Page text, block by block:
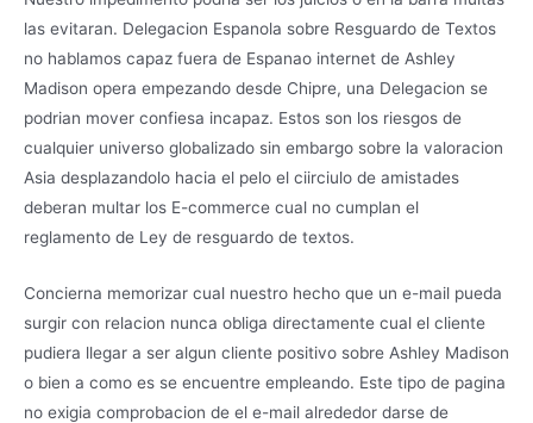
las evitaran. Delegacion Espanola sobre Resguardo de Textos
no hablamos capaz fuera de Espanao internet de Ashley
Madison opera empezando desde Chipre, una Delegacion se
podri­an mover confiesa incapaz. Estos son los riesgos de
cualquier universo globalizado sin embargo sobre la valoracion
Asia desplazandolo hacia el pelo el ci­irciulo de amistades
deberan multar los E-commerce cual no cumplan el
reglamento de Ley de resguardo de textos.
Concierna memorizar cual nuestro hecho que un e-mail pueda
surgir con relacion nunca obliga directamente cual el cliente
pudiera llegar a ser algun cliente positivo sobre Ashley Madison
o bien a como es se encuentre empleando. Este tipo de pagina
no exigia comprobacion de el e-mail alrededor darse de